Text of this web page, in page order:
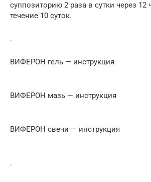
суппозиторию 2 раза в сутки через
течение 10 суток.
.
ВИФЕРОН гель — инструкция
ВИФЕРОН мазь — инструкция
ВИФЕРОН свечи — инструкция
.